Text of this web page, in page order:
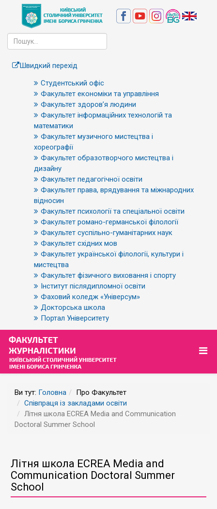
Швидкий перехід
Студентський офіс
Факультет економіки та управління
Факультет здоров’я людини
Факультет інформаційних технологій та
математики
Факультет музичного мистецтва і
хореографії
Факультет образотворчого мистецтва і
дизайну
Факультет педагогічної освіти
Факультет права, врядування та міжнародних
відносин
Факультет психології та спеціальної освіти
Факультет романо-германської філології
Факультет суспільно-гуманітарних наук
Факультет східних мов
Факультет української філології, культури і
мистецтва
Факультет фізичного виховання і спорту
Інститут післядипломної освіти
Фаховий коледж «Універсум»
Докторська школа
Портал Університету
Ви тут: Головна
Про Факультет
Співпраця із закладами освіти
Літня школа ECREA Media and Communication
Doctoral Summer School
Літня школа ECREA Media and
Communication Doctoral Summer
School